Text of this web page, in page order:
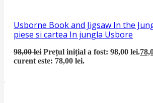
Usborne Book and Jigsaw In the
piese si cartea In jungla Usbore
98,00lei Prețul inițial a fost: 98,00 lei.
curent este: 78,00 lei.